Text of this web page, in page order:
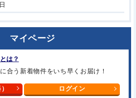
マイページ
は？
合う新着物件をいち早くお届け！
ログイン